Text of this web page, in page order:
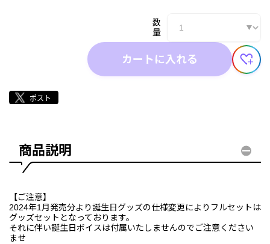
数
量
カートに入れる
商品説明
【ご注意】
2024年1月発売分より誕生日グッズの仕様変更によりフルセットは
グッズセットとなっております。
それに伴い誕生日ボイスは付属いたしませんのでご注意ください
ませ